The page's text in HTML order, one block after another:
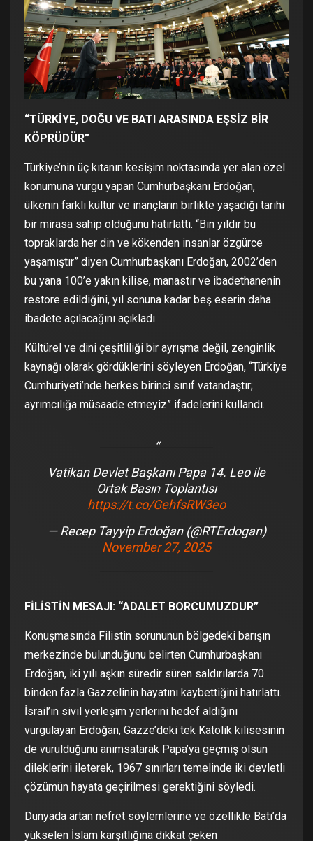
“TÜRKİYE, DOĞU VE BATI ARASINDA EŞSİZ BİR
KÖPRÜDÜR”
Türkiye’nin üç kıtanın kesişim noktasında yer alan özel
konumuna vurgu yapan Cumhurbaşkanı Erdoğan,
ülkenin farklı kültür ve inançların birlikte yaşadığı tarihi
bir mirasa sahip olduğunu hatırlattı. “Bin yıldır bu
topraklarda her din ve kökenden insanlar özgürce
yaşamıştır” diyen Cumhurbaşkanı Erdoğan, 2002’den
bu yana 100’e yakın kilise, manastır ve ibadethanenin
restore edildiğini, yıl sonuna kadar beş eserin daha
ibadete açılacağını açıkladı.
Kültürel ve dini çeşitliliği bir ayrışma değil, zenginlik
kaynağı olarak gördüklerini söyleyen Erdoğan, “Türkiye
Cumhuriyeti’nde herkes birinci sınıf vatandaştır;
ayrımcılığa müsaade etmeyiz” ifadelerini kullandı.
Vatikan Devlet Başkanı Papa 14. Leo ile
Ortak Basın Toplantısı
https://t.co/GehfsRW3eo
— Recep Tayyip Erdoğan (@RTErdogan)
November 27, 2025
FİLİSTİN MESAJI: “ADALET BORCUMUZDUR”
Konuşmasında Filistin sorununun bölgedeki barışın
merkezinde bulunduğunu belirten Cumhurbaşkanı
Erdoğan, iki yılı aşkın süredir süren saldırılarda 70
binden fazla Gazzelinin hayatını kaybettiğini hatırlattı.
İsrail’in sivil yerleşim yerlerini hedef aldığını
vurgulayan Erdoğan, Gazze’deki tek Katolik kilisesinin
de vurulduğunu anımsatarak Papa’ya geçmiş olsun
dileklerini ileterek, 1967 sınırları temelinde iki devletli
çözümün hayata geçirilmesi gerektiğini söyledi.
Dünyada artan nefret söylemlerine ve özellikle Batı’da
yükselen İslam karşıtlığına dikkat çeken